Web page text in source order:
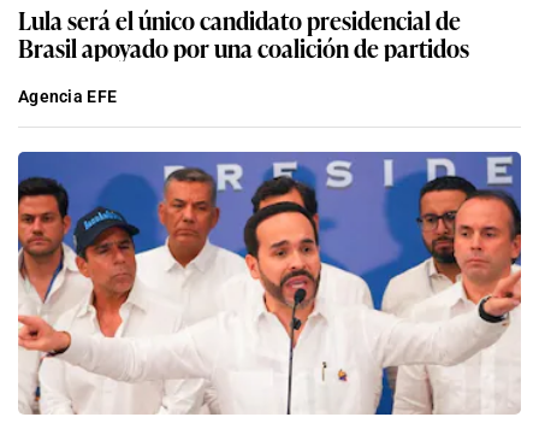
Lula será el único candidato presidencial de
Brasil apoyado por una coalición de partidos
Agencia EFE